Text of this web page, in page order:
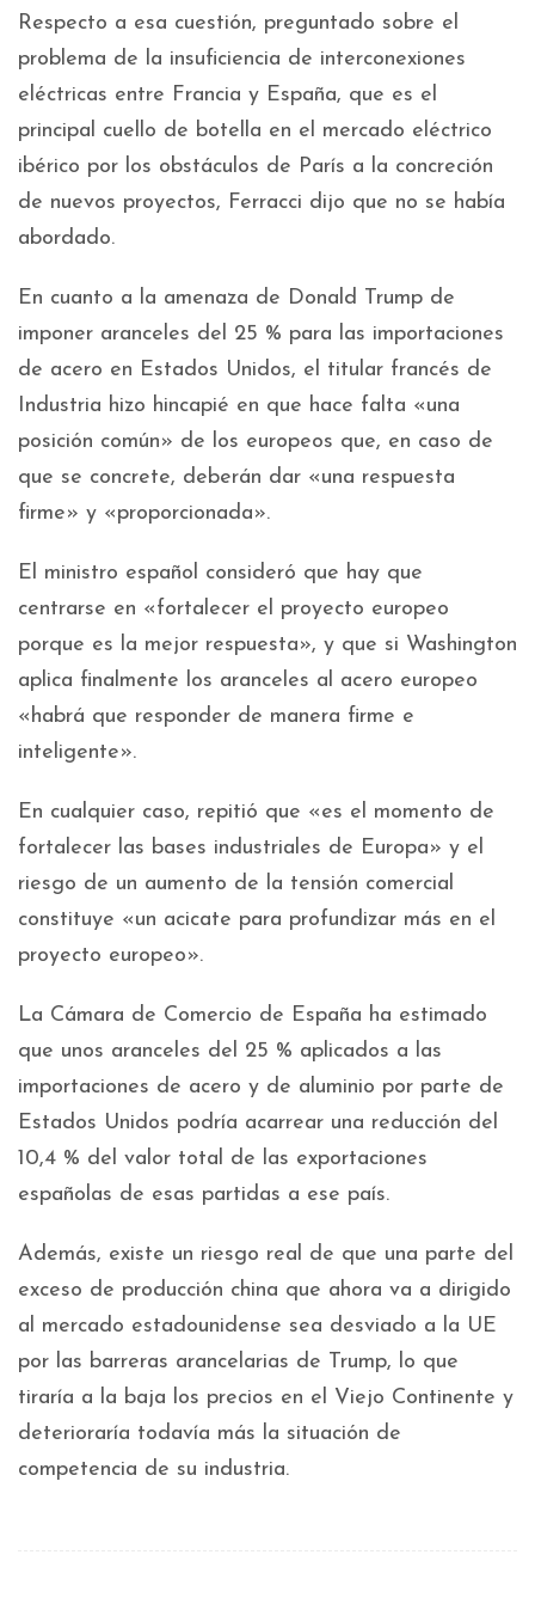
Respecto a esa cuestión, preguntado sobre el
problema de la insuficiencia de interconexiones
eléctricas entre Francia y España, que es el
principal cuello de botella en el mercado eléctrico
ibérico por los obstáculos de París a la concreción
de nuevos proyectos, Ferracci dijo que no se había
abordado.
En cuanto a la amenaza de Donald Trump de
imponer aranceles del 25 % para las importaciones
de acero en Estados Unidos, el titular francés de
Industria hizo hincapié en que hace falta «una
posición común» de los europeos que, en caso de
que se concrete, deberán dar «una respuesta
firme» y «proporcionada».
El ministro español consideró que hay que
centrarse en «fortalecer el proyecto europeo
porque es la mejor respuesta», y que si Washington
aplica finalmente los aranceles al acero europeo
«habrá que responder de manera firme e
inteligente».
En cualquier caso, repitió que «es el momento de
fortalecer las bases industriales de Europa» y el
riesgo de un aumento de la tensión comercial
constituye «un acicate para profundizar más en el
proyecto europeo».
La Cámara de Comercio de España ha estimado
que unos aranceles del 25 % aplicados a las
importaciones de acero y de aluminio por parte de
Estados Unidos podría acarrear una reducción del
10,4 % del valor total de las exportaciones
españolas de esas partidas a ese país.
Además, existe un riesgo real de que una parte del
exceso de producción china que ahora va a dirigido
al mercado estadounidense sea desviado a la UE
por las barreras arancelarias de Trump, lo que
tiraría a la baja los precios en el Viejo Continente y
deterioraría todavía más la situación de
competencia de su industria.